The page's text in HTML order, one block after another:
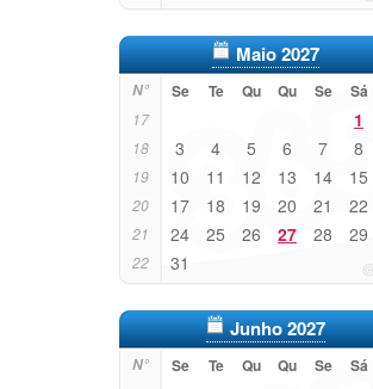
Maio 2027
N° Se Te Qu Qu Se Sá
17 1
18 3 4 5 6 7 8
19 10 11 12 13 14 15
20 17 18 19 20 21 22
21 24 25 26 27 28 29
22 31
Junho 2027
N° Se Te Qu Qu Se Sá